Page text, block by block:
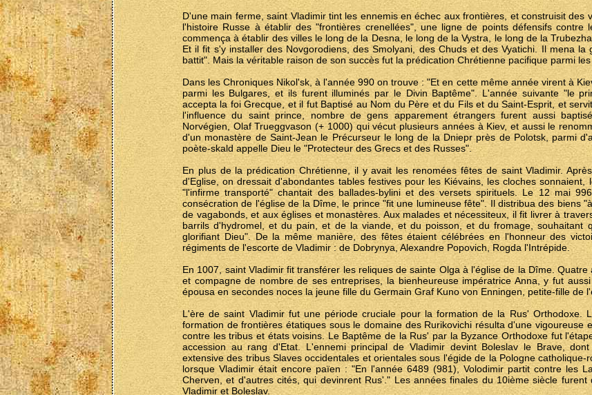
D'une main ferme, saint Vladimir tint les ennemis en échec aux frontières, et construisit des
l'histoire Russe à établir des "frontières crenellées", une ligne de points défensifs contre
commença à établir des villes le long de la Desna, le long de la Vystra, le long de la
Et il fit s'y installer des Novgorodiens, des Smolyani, des Chuds et des Vyatichi. Il mena
battit". Mais la véritable raison de son succès fut la prédication Chrétienne pacifique parmi
Dans les Chroniques Nikol'sk, à l'année 990 on trouve : "Et en cette même année virent à
parmi les Bulgares, et ils furent illuminés par le Divin Baptême". L'année suivante "le
accepta la foi Grecque, et il fut Baptisé au Nom du Père et du Fils et du Saint-Esprit, et
l'influence du saint prince, nombre de gens apparement étrangers furent aussi
Norvégien, Olaf Trueggvason (+ 1000) qui vécut plusieurs années à Kiev, et aussi le
d'un monastère de Saint-Jean le Précurseur le long de la Dniepr près de Polotsk, parmi
poète-skald appelle Dieu le "Protecteur des Grecs et des Russes".
En plus de la prédication Chrétienne, il y avait les renomées fêtes de saint Vladimir.
d'Eglise, on dressait d'abondantes tables festives pour les Kiévains, les cloches sonnaient,
"l'infirme transporté" chantait des ballades-bylini et des versets spirituels. Le 12 mai
consécration de l'église de la Dîme, le prince "fit une lumineuse fête". Il distribua des biens
de vagabonds, et aux églises et monastères. Aux malades et nécessiteux, il fit livrer à
barrils d'hydromel, et du pain, et de la viande, et du poisson, et du fromage, souhaitant
glorifiant Dieu". De la même manière, des fêtes étaient célébrées en l'honneur des
régiments de l'escorte de Vladimir : de Dobrynya, Alexandre Popovich, Rogda l'Intrépide.
En 1007, saint Vladimir fit transférer les reliques de sainte Olga à l'église de la Dîme.
et compagne de nombre de ses entreprises, la bienheureuse impératrice Anna, y fut
épousa en secondes noces la jeune fille du Germain Graf Kuno von Enningen, petite-fille de
L'ère de saint Vladimir fut une période cruciale pour la formation de la Rus' Orthodoxe.
formation de frontières étatiques sous le domaine des Rurikovichi résulta d'une vigoureuse
contre les tribus et états voisins. Le Baptême de la Rus' par la Byzance Orthodoxe fut
accession au rang d'Etat. L'ennemi principal de Vladimir devint Boleslav le Brave,
extensive des tribus Slaves occidentales et orientales sous l'égide de la Pologne
lorsque Vladimir était encore païen : "En l'année 6489 (981), Volodimir partit contre les
Cherven, et d'autres cités, qui devinrent Rus'." Les années finales du 10ième siècle
Vladimir et Boleslav.